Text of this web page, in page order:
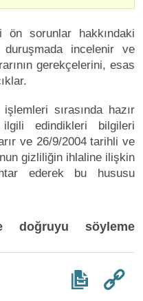
ön sorunlar hakkındaki
incelenir ve
gerekçelerini, esas
sırasında hazır
ilgili edindikleri bilgileri
ve 26/9/2004 tarihli ve
gizliliğin ihlaline ilişkin
ederek bu hususu
doğruyu söyleme